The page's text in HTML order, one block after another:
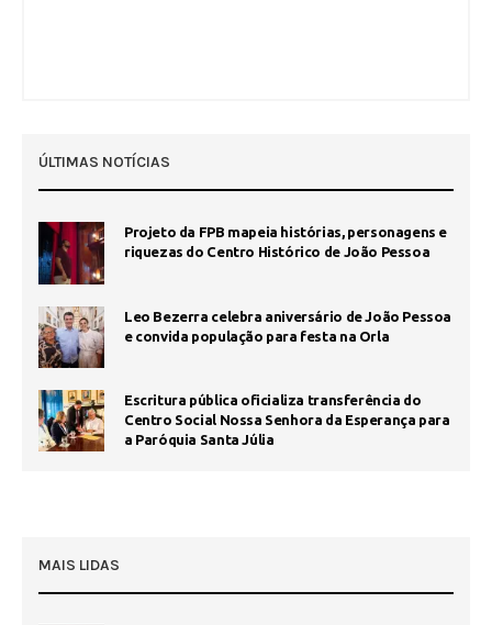
ÚLTIMAS NOTÍCIAS
Projeto da FPB mapeia histórias, personagens e
riquezas do Centro Histórico de João Pessoa
Leo Bezerra celebra aniversário de João Pessoa
e convida população para festa na Orla
Escritura pública oficializa transferência do
Centro Social Nossa Senhora da Esperança para
a Paróquia Santa Júlia
MAIS LIDAS